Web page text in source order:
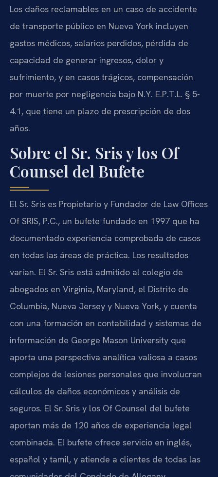
Los daños reclamables en un caso de accidente
de transporte público en Nueva York incluyen
gastos médicos, salarios perdidos, pérdida de
capacidad de generar ingresos, dolor y
sufrimiento, y en casos trágicos, compensación
por muerte por negligencia bajo N.Y. E.P.T.L. § 5-
4.1, que tiene un plazo de prescripción de dos
años.
Sobre el Sr. Sris y los Of
Counsel del Bufete
El Sr. Sris es Propietario y Fundador de Law Offices
Of SRIS, P.C., un bufete fundado en 1997 que ha
documentado experiencia comprobada de casos
en todas las áreas de práctica. Los resultados
varían. El Sr. Sris está admitido al colegio de
abogados en Virginia, Maryland, el Distrito de
Columbia, Nueva Jersey y Nueva York, y cuenta
con una formación en contabilidad y sistemas de
información de George Mason University que
aporta una perspectiva analítica valiosa a casos
complejos de lesiones personales que involucran
cálculos de daños económicos y análisis de
seguros. El Sr. Sris y los Of Counsel del bufete
aportan más de 120 años de experiencia legal
combinada. El bufete ofrece servicio en inglés,
español y tamil, y atiende a clientes de todas las